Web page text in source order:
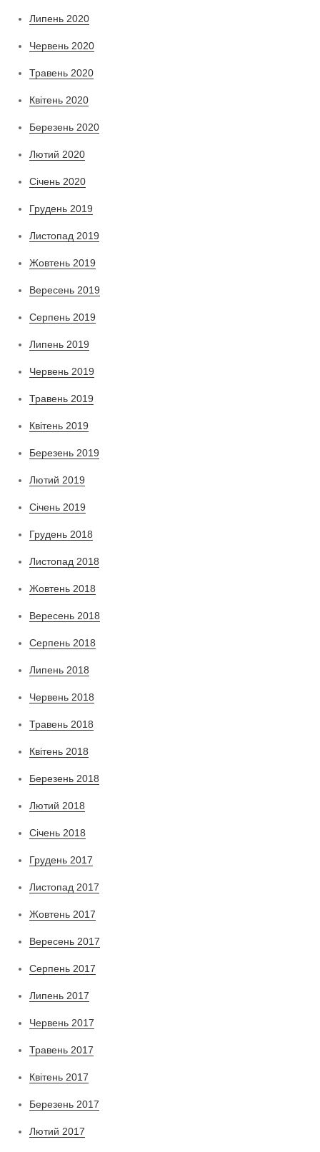
Липень 2020
Червень 2020
Травень 2020
Квітень 2020
Березень 2020
Лютий 2020
Січень 2020
Грудень 2019
Листопад 2019
Жовтень 2019
Вересень 2019
Серпень 2019
Липень 2019
Червень 2019
Травень 2019
Квітень 2019
Березень 2019
Лютий 2019
Січень 2019
Грудень 2018
Листопад 2018
Жовтень 2018
Вересень 2018
Серпень 2018
Липень 2018
Червень 2018
Травень 2018
Квітень 2018
Березень 2018
Лютий 2018
Січень 2018
Грудень 2017
Листопад 2017
Жовтень 2017
Вересень 2017
Серпень 2017
Липень 2017
Червень 2017
Травень 2017
Квітень 2017
Березень 2017
Лютий 2017